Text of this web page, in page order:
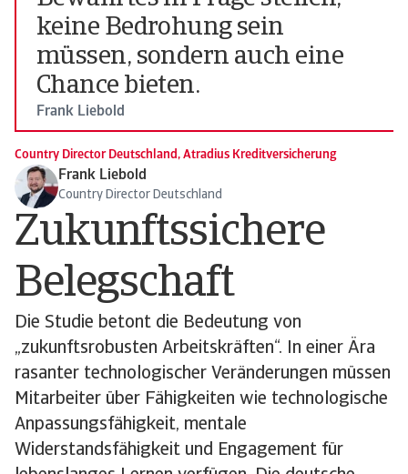
keine Bedrohung sein
müssen, sondern auch eine
Chance bieten.
Frank Liebold
Country Director Deutschland, Atradius Kreditversicherung
Frank Liebold
Country Director Deutschland
Zukunftssichere
Belegschaft
Die Studie betont die Bedeutung von
„zukunftsrobusten Arbeitskräften“. In einer Ära
rasanter technologischer Veränderungen müssen
Mitarbeiter über Fähigkeiten wie technologische
Anpassungsfähigkeit, mentale
Widerstandsfähigkeit und Engagement für